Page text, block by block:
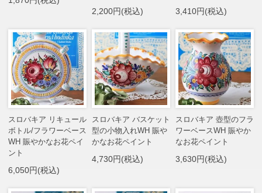
2,200円(税込) 3,410円(税込)
スロバキア リキュール
ボトル/フラワーベース
WH 賑やかなお花ペイ
ント
6,050円(税込)
スロバキア バスケット
型の小物入れWH 賑や
かなお花ペイント
4,730円(税込)
スロバキア 壺型のフラ
ワーベースWH 賑やか
なお花ペイント
3,630円(税込)